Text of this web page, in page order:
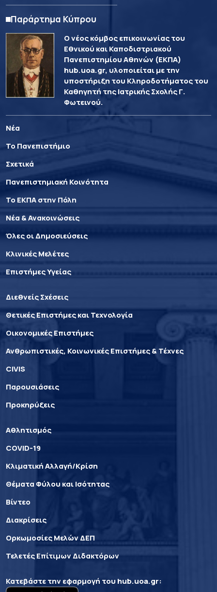
Παράρτημα Κύπρου
Ο νέος κόμβος επικοινωνίας του
Εθνικού και Καποδιστριακού
Πανεπιστημίου Αθηνών (ΕΚΠΑ)
hub.uoa.gr, υλοποιείται με την
υποστήριξη του Κληροδοτήματος του
Καθηγητή της Ιατρικής Σχολής Γ.
Φωτεινού.
Νέα
Το Πανεπιστήμιο
Σχετικά
Πανεπιστημιακή Κοινότητα
Το ΕΚΠΑ στην Πόλη
Νέα & Ανακοινώσεις
Όλες οι Δημοσιεύσεις
Κλινικές Μελέτες
Επιστήμες Υγείας
Διεθνείς Σχέσεις
Θετικές Επιστήμες και Τεχνολογία
Οικονομικές Επιστήμες
Ανθρωπιστικές, Κοινωνικές Επιστήμες & Τέχνες
CIVIS
Παρουσιάσεις
Προκηρύξεις
Αθλητισμός
COVID-19
Κλιματική Αλλαγή/Κρίση
Θέματα Φύλου και Ισότητας
Βίντεο
Διακρίσεις
Ορκωμοσίες Μελών ΔΕΠ
Τελετές Επίτιμων Διδακτόρων
Κατεβάστε την εφαρμογή του hub.uoa.gr: